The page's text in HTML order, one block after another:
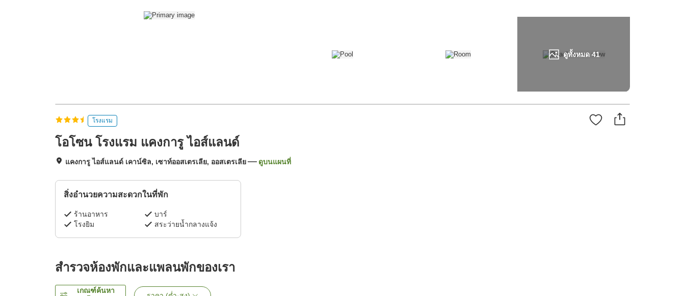
ดูทั้งหมด 41
โรงแรม
โอโซน โรงแรม แคงการู ไอส์แลนด์
แคงการู ไอส์แลนด์ เคาน์ซิล, เซาท์ออสเตรเลีย, ออสเตรเลีย ดูบนแผนที่
สิ่งอำนวยความสะดวกในที่พัก
ร้านอาหาร
บาร์
โรงยิม
สระว่ายน้ำกลางแจ้ง
สำรวจห้องพักและแพลนพักของเรา
เกณฑ์ค้นหา